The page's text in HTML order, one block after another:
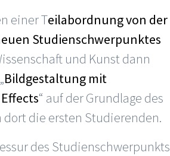
einer Teilabordnung von der
Studienschwerpunktes
und Kunst dann
Bildgestaltung mit
“ auf der Grundlage des
dort die ersten Studierenden.
des Studienschwerpunkts